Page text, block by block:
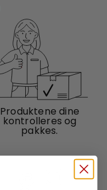
Produktene dine
kontrolleres og
pakkes.